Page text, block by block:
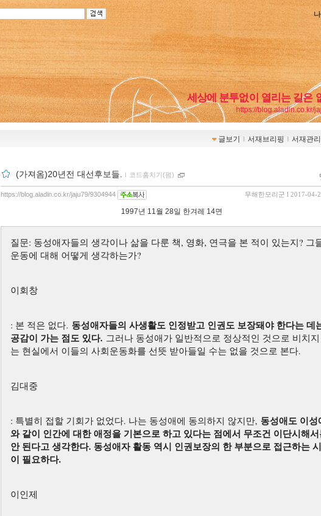
세상에 분투없이 열리는 길은
https://blog.aladin.co.kr/
글보기 ｌ 서재브리핑 ｌ 서재관리
(가져옴)20년전 대선후보들. ｌ 코드훔치기(펌)
무해한모리군 l 2017-04-
https://blog.aladin.co.kr/jaju79/9304944
1997년 11월 28일 한겨레 14면
질문: 동성애자들의 생각이나 삶을 다룬 책, 영화, 연극을 본 적이 있는지? 그
운동에 대해 어떻게 생각하는가?
이회창
: 본 적은 없다. 동성애자들의 사생활도 인정받고 인권도 보장돼야 한다는 데
공감이 가는 점도 있다. 그러나 동성애가 일반적으로 정상적인 것으로 비치
는 현실에서 이들의 사회운동화를 선뜻 받아들일 수는 없을 것으로 본다.
김대중
: 특별히 접할 기회가 없었다. 나는 동성애에 동의하지 않지만, 동성애도 이성
와 같이 인간에 대한 애정을 기본으로 하고 있다는 점에서 무조건 이단시해
안 된다고 생각한다. 동성애자 활동 역시 인권보장의 한 부분으로 접근하는
이 필요하다.
이인제